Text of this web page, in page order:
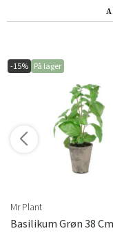
-15% På lager
Mr Plant
Basilikum Grøn 38 Cm